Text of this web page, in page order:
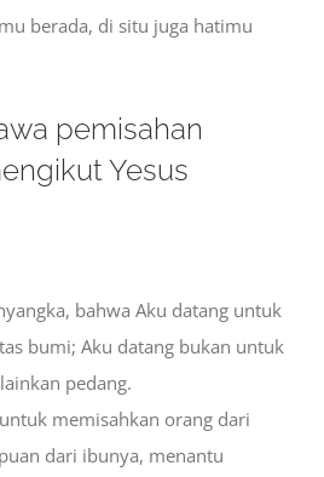
berada, di situ juga hatimu
pemisahan
Yesus
bahwa Aku datang untuk
bumi; Aku datang bukan untuk
pedang.
memisahkan orang dari
dari ibunya, menantu